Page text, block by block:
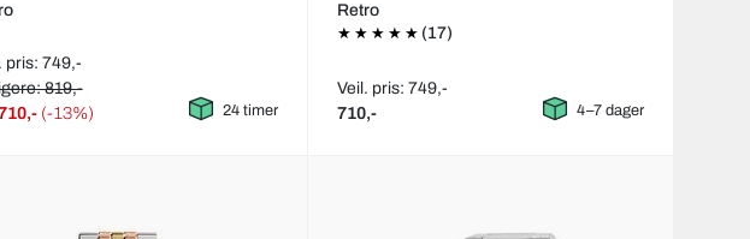
pris: 749,-
819,-
(-13%) 24 timer
Retro
(17)
Veil. pris: 749,-
710,- 4–7 dager